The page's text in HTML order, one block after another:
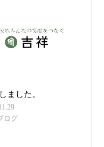
ました。
ログ